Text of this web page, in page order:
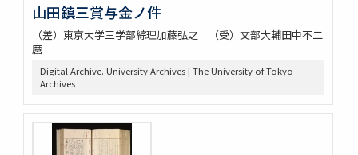
山田鎮三賞与金ノ件
（差）東京大学三学部綜理加藤弘之 （受）文部大輔田中不二
麿
Digital Archive. University Archives | The University of Tokyo
Archives